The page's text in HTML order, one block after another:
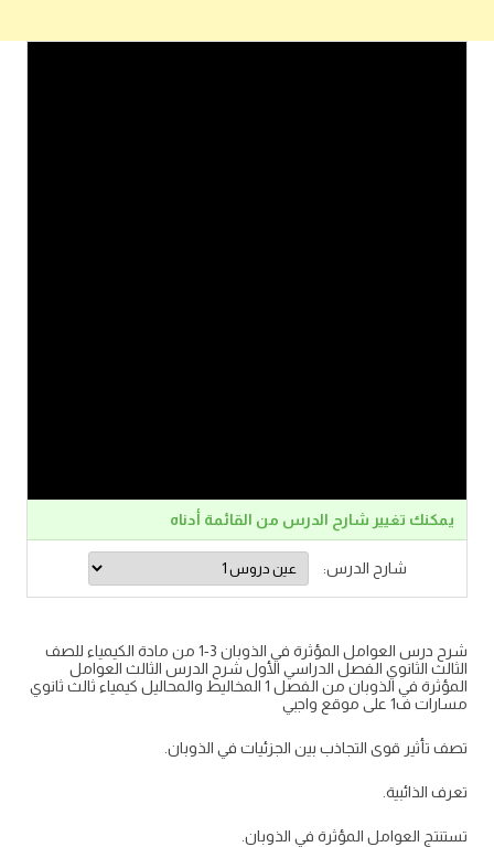
يمكنك تغيير شارح الدرس من القائمة أدناه
شارح الدرس:
شرح درس العوامل المؤثرة في الذوبان 3-1 من مادة الكيمياء للصف
الثالث الثانوي الفصل الدراسي الأول شرح الدرس الثالث العوامل
المؤثرة في الذوبان من الفصل 1 المخاليط والمحاليل كيمياء ثالث ثانوي
مسارات ف1 على موقع واجبي
تصف تأثير قوى التجاذب بين الجزئيات في الذوبان.
تعرف الذائبية.
تستنتج العوامل المؤثرة في الذوبان.